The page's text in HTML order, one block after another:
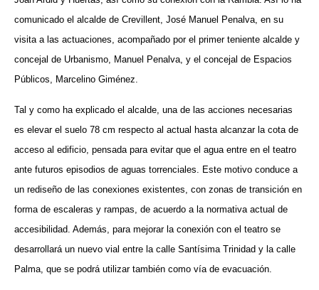
comunicado el alcalde de Crevillent, José Manuel Penalva, en su
visita a las actuaciones, acompañado por el primer teniente alcalde y
concejal de Urbanismo, Manuel Penalva, y el concejal de Espacios
Públicos, Marcelino Giménez.
Tal y como ha explicado el alcalde, una de las acciones necesarias
es elevar el suelo 78 cm respecto al actual hasta alcanzar la cota de
acceso al edificio, pensada para evitar que el agua entre en el teatro
ante futuros episodios de aguas torrenciales. Este motivo conduce a
un rediseño de las conexiones existentes, con zonas de transición en
forma de escaleras y rampas, de acuerdo a la normativa actual de
accesibilidad. Además, para mejorar la conexión con el teatro se
desarrollará un nuevo vial entre la calle Santísima Trinidad y la calle
Palma, que se podrá utilizar también como vía de evacuación.